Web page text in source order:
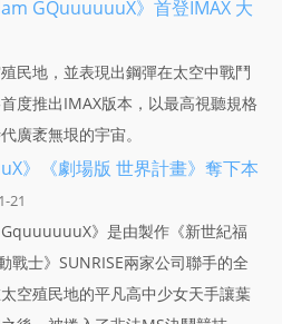
GQuuuuuuX》首登IMAX 大
民地，並表現出鋼彈在太空中戰鬥
度推出IMAX版本，以最高視聽規格
廣袤無垠的宇宙。
》《劇場版 世界計畫》奪下本
21
》是由製作《新世紀福
戰士》SUNRISE兩家公司聯手的全
空殖民地的平凡高中少女天手讓葉